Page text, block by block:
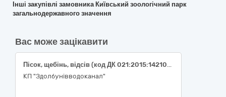
Інші закупівлі замовника Київський зоологічний парк
загальнодержавного значення
Вас може зацікавити
Пісок, щебінь, відсів (код ДК 021:2015:14210000-6 Гравій, пісок, щебінь і наповнювачі)
КП "Здолбунівводоканал"